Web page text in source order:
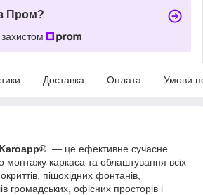
Пром?
Доставка Оплата Умови
Karoapp® — це ефективне сучасне
монтажу каркаса та облаштування всіх
пішохідних фонтанів,
громадських, офісних просторів і